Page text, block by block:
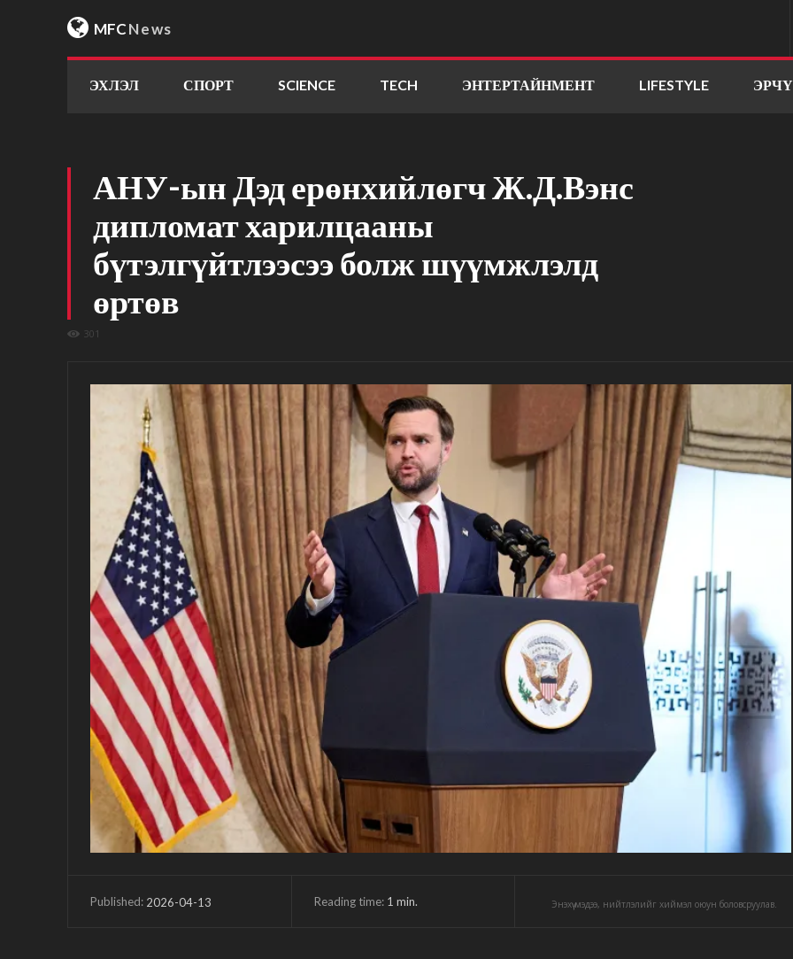
MFCNews
ЭХЛЭЛ СПОРТ SCIENCE TECH ЭНТЕРТАЙНМЕНТ LIFESTYLE
АНУ-ын Дэд ерөнхийлөгч Ж.Д.Вэнс
дипломат харилцааны
бүтэлгүйтлээсээ болж шүүмжлэлд
өртөв
301
Published: 2026-04-13 Reading time: 1 min. Энэхүү мэдээ, нийтлэлийг хиймэл оюун боловсруулав.